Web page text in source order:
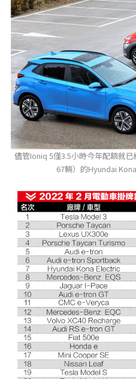
儘管Ioniq 5僅3.5小時今年配額就
67輛）的Hyundai